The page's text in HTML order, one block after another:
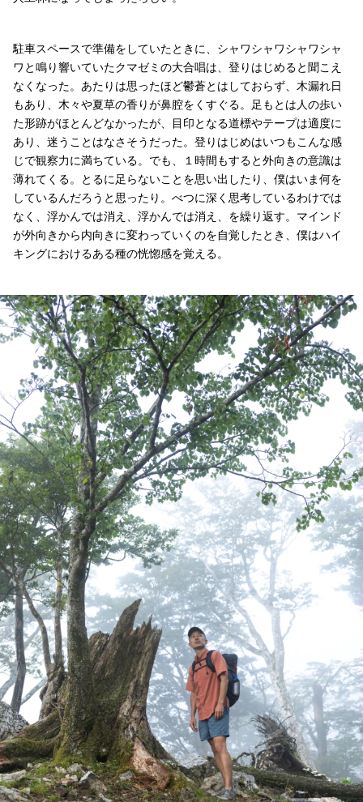
駐車スペースで準備をしていたときに、シャワシャワシャワシャ
ワと鳴り響いていたクマゼミの大合唱は、登りはじめると聞こえ
なくなった。あたりは思ったほど鬱蒼とはしておらず、木漏れ日
もあり、木々や夏草の香りが鼻腔をくすぐる。足もとは人の歩い
た形跡がほとんどなかったが、目印となる道標やテープは適度に
あり、迷うことはなさそうだった。登りはじめはいつもこんな感
じで観察力に満ちている。でも、１時間もすると外向きの意識は
薄れてくる。とるに足らないことを思い出したり、僕はいま何を
しているんだろうと思ったり。べつに深く思考しているわけでは
なく、浮かんでは消え、浮かんでは消え、を繰り返す。マインド
が外向きから内向きに変わっていくのを自覚したとき、僕はハイ
キングにおけるある種の恍惚感を覚える。